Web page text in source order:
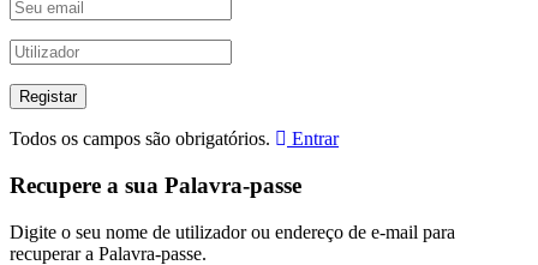
Todos os campos são obrigatórios. Entrar
Recupere a sua Palavra-passe
Digite o seu nome de utilizador ou endereço de e-mail para
recuperar a Palavra-passe.